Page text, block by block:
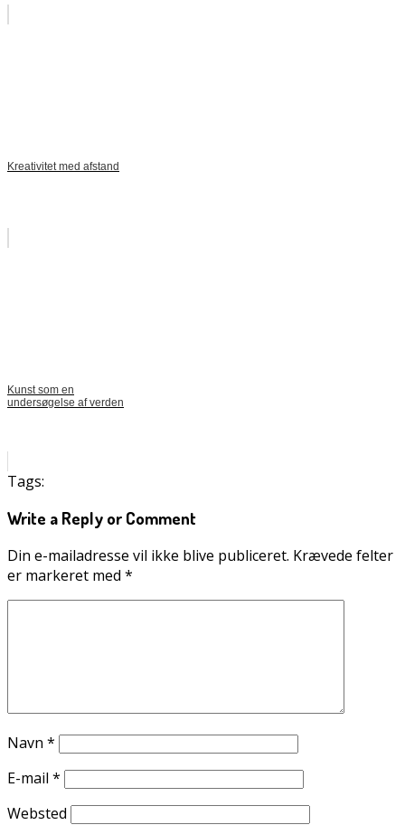
Kreativitet med afstand
Kunst som en
undersøgelse af verden
Tags:
Write a Reply or Comment
Din e-mailadresse vil ikke blive publiceret. Krævede felter
er markeret med *
Navn *
E-mail *
Websted